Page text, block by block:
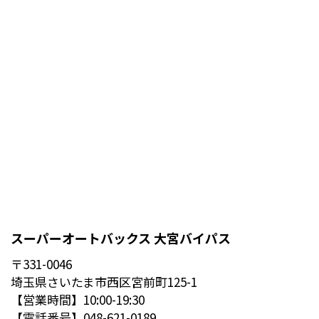
スーパーオートバックス 大宮バイパス
〒331-0046
埼玉県さいたま市西区宮前町125-1
【営業時間】10:00-19:30